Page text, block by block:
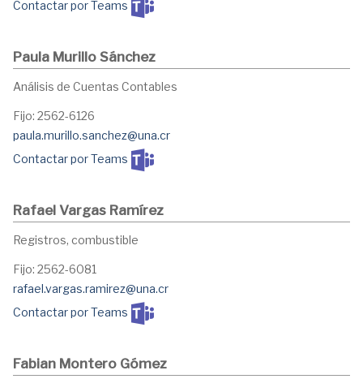
Contactar por Teams
Paula Murillo Sánchez
Análisis de Cuentas Contables
Fijo: 2562-6126
paula.murillo.sanchez@una.cr
Contactar por Teams
Rafael Vargas Ramírez
Registros, combustible
Fijo: 2562-6081
rafael.vargas.ramirez@una.cr
Contactar por Teams
Fabian Montero Gómez